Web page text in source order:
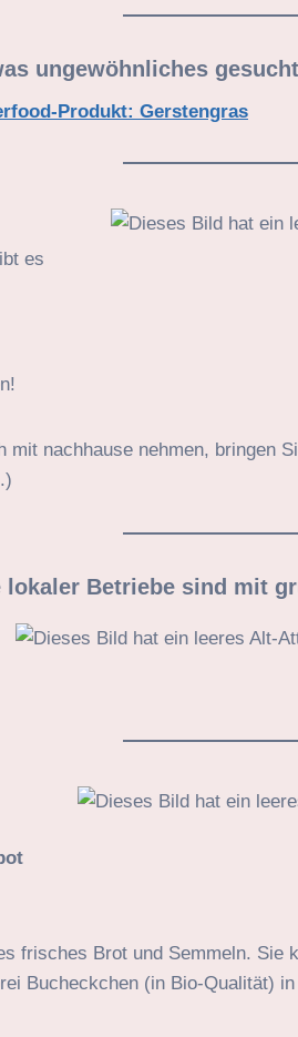
ungewöhnliches
Produkt: Gerstengras
es
mit nachhause nehmen, bringen
lokaler Betriebe sind mit
frisches Brot und Semmeln. Sie
Bucheckchen (in Bio-Qualität)